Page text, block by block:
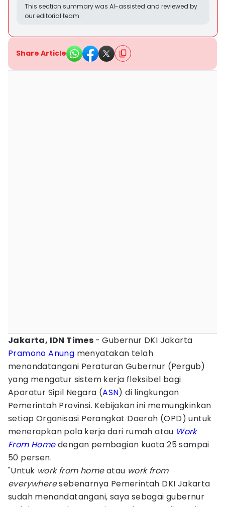
This section summary was AI-assisted and reviewed by
our editorial team.
Share Article
Jakarta, IDN Times - Gubernur DKI Jakarta
Pramono Anung menyatakan telah
menandatangani Peraturan Gubernur (Pergub)
yang mengatur sistem kerja fleksibel bagi
Aparatur Sipil Negara (ASN) di lingkungan
Pemerintah Provinsi. Kebijakan ini memungkinkan
setiap Organisasi Perangkat Daerah (OPD) untuk
menerapkan pola kerja dari rumah atau Work
From Homedengan pembagian kuota 25 sampai
50 persen.
"Untuk work from homeatau work from
everywheresebenarnya Pemerintah DKI Jakarta
sudah menandatangani, saya sebagai gubernur